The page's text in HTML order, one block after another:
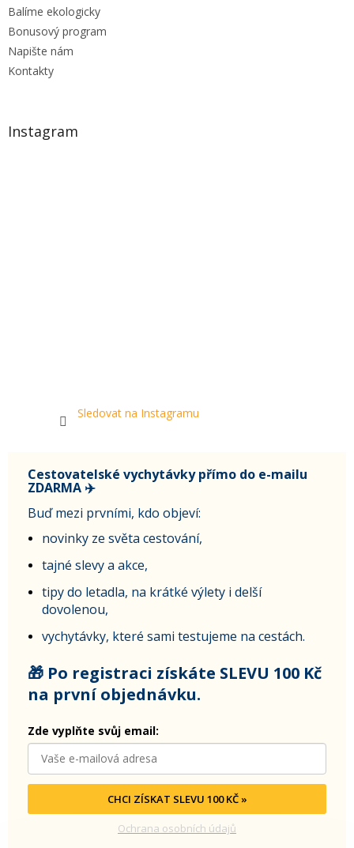
Balíme ekologicky
Bonusový program
Napište nám
Kontakty
Instagram
Sledovat na Instagramu
Cestovatelské vychytávky přímo do e-mailu
ZDARMA ✈️
Buď mezi prvními, kdo objeví:
novinky ze světa cestování,
tajné slevy a akce,
tipy do letadla, na krátké výlety i delší
dovolenou,
vychytávky, které sami testujeme na cestách.
🎁 Po registraci získáte SLEVU 100 Kč
na první objednávku.
Zde vyplňte svůj email:
CHCI ZÍSKAT SLEVU 100 KČ »
Ochrana osobních údajů